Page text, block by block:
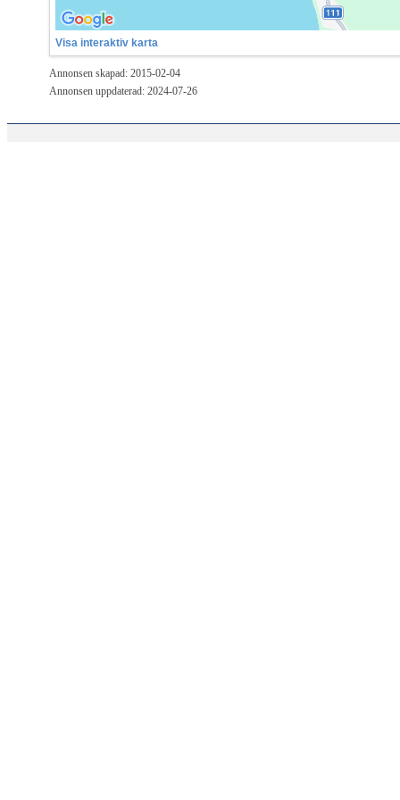
Visa interaktiv karta
Annonsen skapad: 2015-02-04
Annonsen uppdaterad: 2024-07-26